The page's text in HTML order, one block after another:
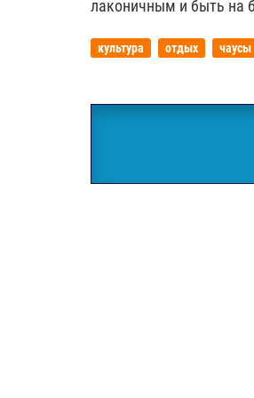
лаконичным и быть на
культура отдых чаусы